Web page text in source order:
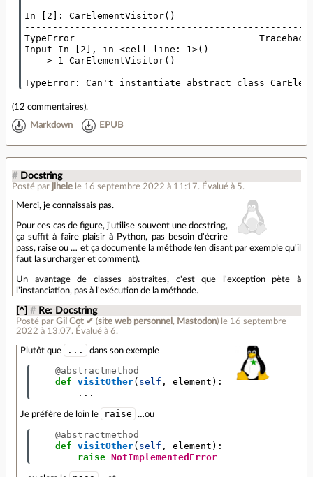
In [2]: CarElementVisitor()
TypeError                                 Traceback
Input In [2], in <cell line: 1>()
----> 1 CarElementVisitor()
(12 commentaires).
Markdown EPUB
# Docstring
Posté par jihele le 16 septembre 2022 à 11:17. Évalué à 5.
Merci, je connaissais pas.
Pour ces cas de figure, j'utilise souvent une docstring,
ça suffit à faire plaisir à Python, pas besoin d'écrire
pass, raise ou … et ça documente la méthode (en disant par exemple qu'il
faut la surcharger et comment).
Un avantage de classes abstraites, c'est que l'exception pète à
l'instanciation, pas à l'exécution de la méthode.
[^] # Re: Docstring
Posté parGil Cot ✔ (site web personnel , Mastodon) le 16 septembre
2022 à 13:07. Évalué à6.
Plutôt que ... dans son exemple
@abstractmethod
def
visitOther( self , element ):
...
Je préfère de loin le raise …ou
@abstractmethod
def
visitOther( self , element ):
raise NotImplementedError